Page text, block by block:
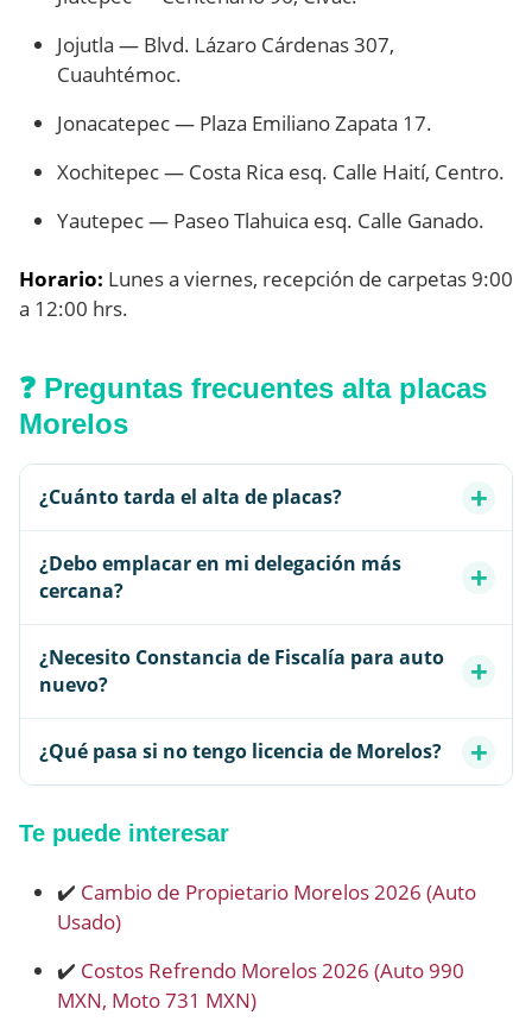
Jojutla — Blvd. Lázaro Cárdenas 307,
Cuauhtémoc.
Jonacatepec — Plaza Emiliano Zapata 17.
Xochitepec — Costa Rica esq. Calle Haití, Centro.
Yautepec — Paseo Tlahuica esq. Calle Ganado.
Horario: Lunes a viernes, recepción de carpetas 9:00
a 12:00 hrs.
❓ Preguntas frecuentes alta placas
Morelos
¿Cuánto tarda el alta de placas?
¿Debo emplacar en mi delegación más
cercana?
¿Necesito Constancia de Fiscalía para auto
nuevo?
¿Qué pasa si no tengo licencia de Morelos?
Te puede interesar
✔️ Cambio de Propietario Morelos 2026 (Auto
Usado)
✔️ Costos Refrendo Morelos 2026 (Auto 990
MXN, Moto 731 MXN)